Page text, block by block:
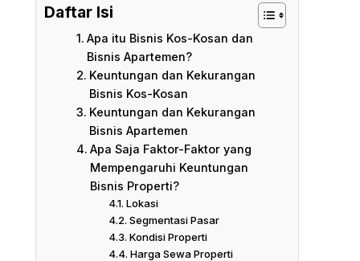
Daftar Isi
Apa itu Bisnis Kos-Kosan dan
Bisnis Apartemen?
Keuntungan dan Kekurangan
Bisnis Kos-Kosan
Keuntungan dan Kekurangan
Bisnis Apartemen
Apa Saja Faktor-Faktor yang
Mempengaruhi Keuntungan
Bisnis Properti?
Lokasi
Segmentasi Pasar
Kondisi Properti
Harga Sewa Properti